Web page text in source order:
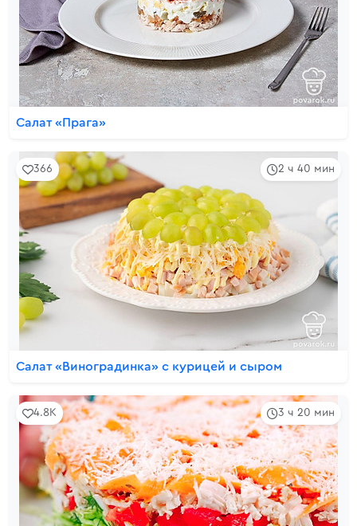
Салат «Прага»
2 ч 40 мин
366
Салат «Виноградинка» с курицей и сыром
3 ч 20 мин
4.8K